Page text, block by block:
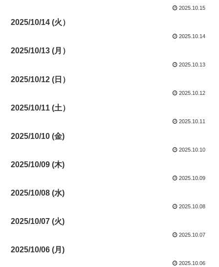
2025.10.15
2025/10/14 (火）
2025.10.14
2025/10/13 (月）
2025.10.13
2025/10/12 (日）
2025.10.12
2025/10/11 (土）
2025.10.11
2025/10/10 (金)
2025.10.10
2025/10/09 (木)
2025.10.09
2025/10/08 (水)
2025.10.08
2025/10/07 (火)
2025.10.07
2025/10/06 (月)
2025.10.06